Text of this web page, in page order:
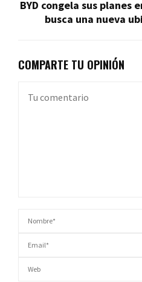
BYD congela sus planes
busca una nueva
COMPARTE TU OPINIÓN